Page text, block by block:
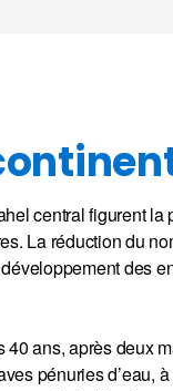
central figurent
La réduction du
des
40 ans, après deux
pénuries d’eau,